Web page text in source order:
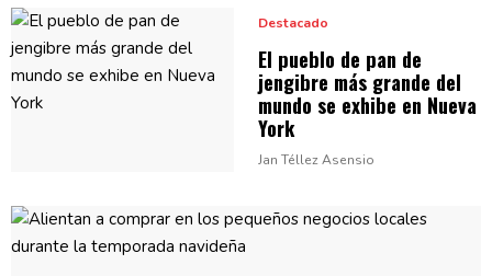
Destacado
El pueblo de pan de
jengibre más grande del
mundo se exhibe en Nueva
York
Jan Téllez Asensio